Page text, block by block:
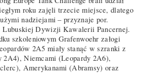
roku zajęli trzecie miejsce, dlatego
nadziejami – przyznaje por.
Lubuskiej Dywizji Kawalerii Pancernej.
szkoleniowym Grafenwoehr załogi
2A5 miały stanąć w szranki z
2A4), Niemcami (Leopardy 2A6),
Amerykanami (Abramsy) oraz